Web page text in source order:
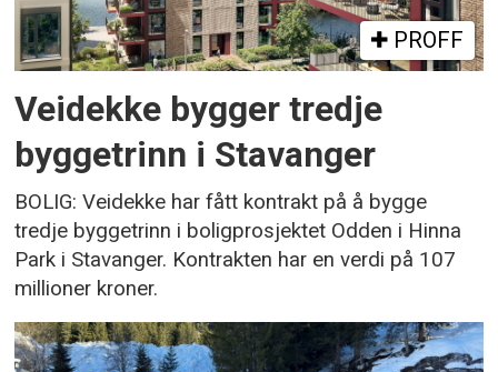
PROFF
Veidekke bygger tredje
byggetrinn i Stavanger
BOLIG: Veidekke har fått kontrakt på å bygge
tredje byggetrinn i boligprosjektet Odden i Hinna
Park i Stavanger. Kontrakten har en verdi på 107
millioner kroner.